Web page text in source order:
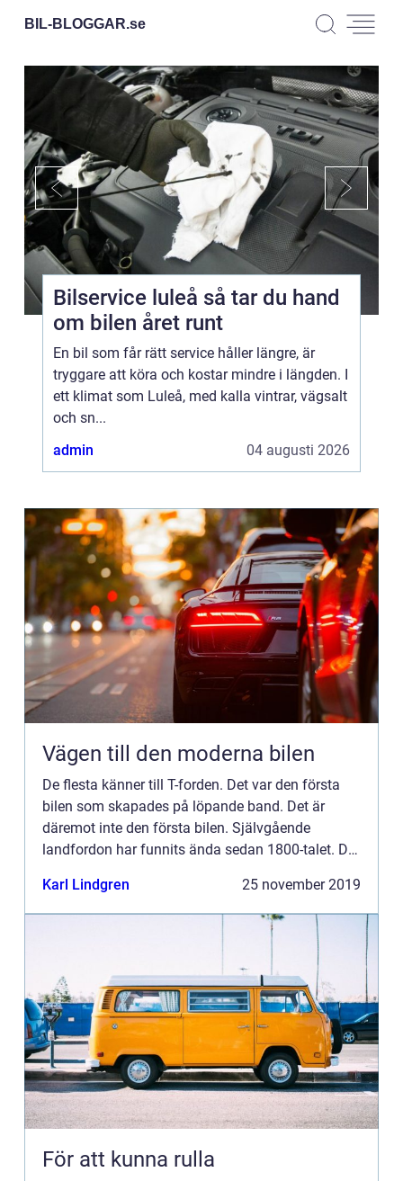
BIL-BLOGGAR.se
Bilservice luleå så tar du hand
om bilen året runt
En bil som får rätt service håller längre, är
tryggare att köra och kostar mindre i längden. I
ett klimat som Luleå, med kalla vintrar, vägsalt
och sn...
admin
04 augusti 2026
Vägen till den moderna bilen
De flesta känner till T-forden. Det var den första
bilen som skapades på löpande band. Det är
däremot inte den första bilen. Självgående
landfordon har funnits ända sedan 1800-talet. De
Karl Lindgren 25 november 2019
För att kunna rulla